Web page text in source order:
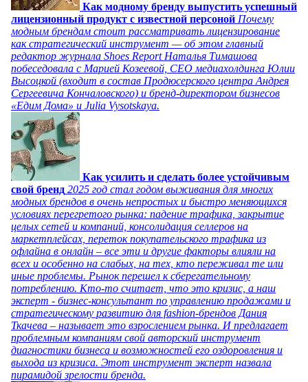
Как модному бренду выпустить успешный
лицензионный продукт с известной персоной Почему
модным брендам стоит рассматривать лицензирование
как стратегический инструмент — об этом главный
редактор журнала Shoes Report Наталья Тимашова
побеседовала с Марией Козеевой, СЕО медиахолдинга Юлии
Высоцкой (входит в состав Продюсерского центра Андрея
Сергеевича Кончаловского) и бренд-директором бизнесов
«Едим Дома» и Julia Vysotskaya.
Как усилить и сделать более устойчивым
свой бренд 2025 год стал годом выживания для многих
модных брендов в очень непростых и быстро меняющихся
условиях перегретого рынка: падение трафика, закрытие
целых сетей и компаний, консолидация селлеров на
маркетплейсах, переток покупательского трафика из
офлайна в онлайн – все эти и другие факторы влияли на
всех и особенно на слабых, на тех, кто переживал те или
иные проблемы. Рынок перешел к сберегательному
потреблению. Кто-то считает, что это кризис, а наш
эксперт - бизнес-консультант по управлению продажами и
стратегическому развитию для fashion-брендов Дания
Ткачева – называет это взрослением рынка. И предлагает
проблемным компаниям свой авторский инструмент
диагностики бизнеса и возможностей его оздоровления и
выхода из кризиса. Этот инструмент эксперт назвала
пирамидой зрелости бренда.